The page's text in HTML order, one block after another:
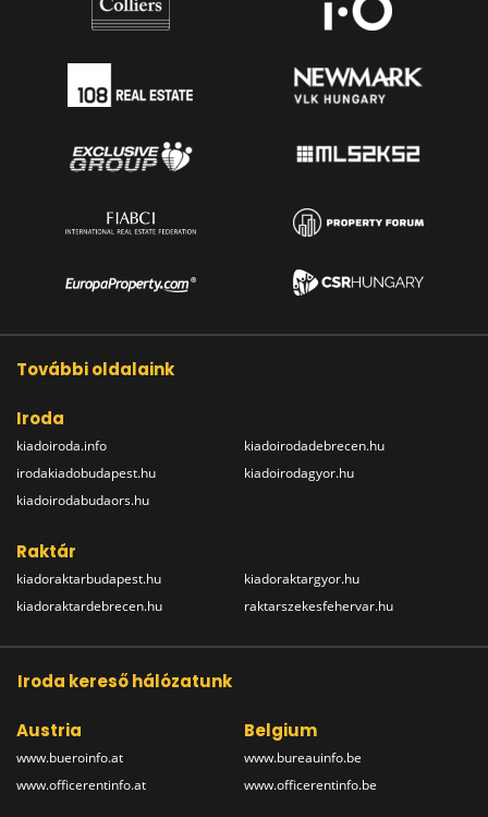
További oldalaink
Iroda
kiadoiroda.info
irodakiadobudapest.hu
kiadoirodabudaors.hu
kiadoirodadebrecen.hu
kiadoirodagyor.hu
Raktár
kiadoraktarbudapest.hu
kiadoraktardebrecen.hu
kiadoraktargyor.hu
raktarszekesfehervar.hu
Iroda kereső hálózatunk
Austria
www.bueroinfo.at
www.officerentinfo.at
Belgium
www.bureauinfo.be
www.officerentinfo.be